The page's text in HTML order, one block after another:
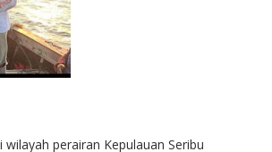
perairan Kepulauan Seribu